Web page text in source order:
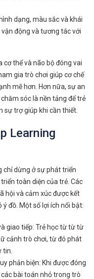
dạng, màu sắc và khái
động và tương tác với
cơ thể và não bộ đóng vai
gia trò chơi giúp cơ chế
mẽ hơn. Hơn nữa, sự an
sóc là nền tảng để trẻ
sự trợ giúp khi cần thiết.
Learning
chỉ dừng ở sự phát triển
toàn diện của trẻ. Các
hội và cảm xúc được kết
đồ. Một số lợi ích nổi bật:
giao tiếp: Trẻ học từ từ từ
cảnh trò chơi, từ đó phát
phản biện: Khi được đóng
bài toán nhỏ trong trò